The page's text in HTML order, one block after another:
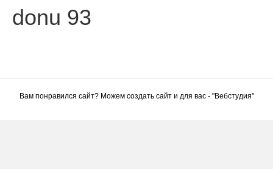
donu 93
Вам понравился сайт? Можем создать сайт и для вас - "Вебстудия"